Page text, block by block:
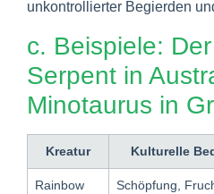
unkontrollierter Begierden
c. Beispiele:
Serpent in
Minotaurus in
Kreatur Kulturelle
Rainbow
Schöpfung,